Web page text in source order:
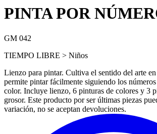
PINTA POR
GM 042
TIEMPO LIBRE > Niños
Lienzo para pintar. Cultiva el sentido del arte
permite pintar fácilmente siguiendo los
color. Incluye lienzo, 6 pinturas de colores y 3
grosor. Este producto por ser últimas piezas
variación, no se aceptan devoluciones.